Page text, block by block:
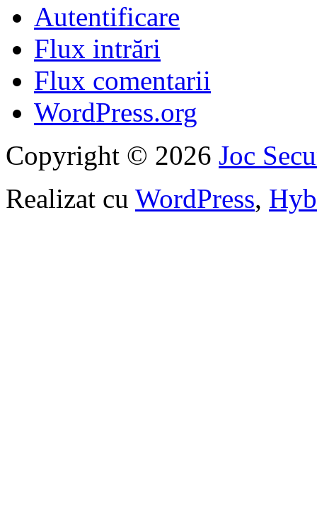
Autentificare
Flux intrări
Flux comentarii
WordPress.org
Copyright © 2026 Joc
Realizat cu WordPress,